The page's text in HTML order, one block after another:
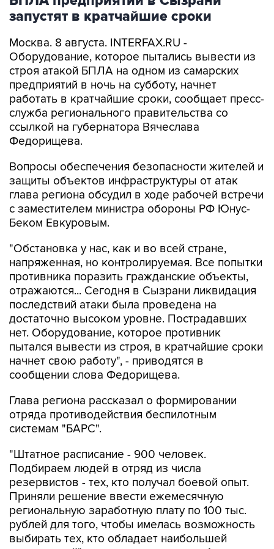
Москва. 8 августа. INTERFAX.RU -
строя атакой БПЛА на одном из самарских
предприятий в ночь на субботу, начнет
работать в кратчайшие сроки, сообщает пресс-
служба регионального правительства со
ссылкой на губернатора Вячеслава
Федорищева.
Вопросы обеспечения безопасности жителей и
глава региона обсудил в ходе рабочей встречи
с заместителем министра обороны РФ Юнус-
Беком Евкуровым.
"Обстановка у нас, как и во всей стране,
противника поразить гражданские объекты,
отражаются... Сегодня в Сызрани ликвидация
последствий атаки была проведена на
достаточно высоком уровне. Пострадавших
нет. Оборудование, которое противник
пытался вывести из строя, в кратчайшие сроки
начнет свою работу", - приводятся в
сообщении слова Федорищева.
Глава региона рассказал о формировании
системам "БАРС".
"Штатное расписание - 900 человек.
резервистов - тех, кто получал боевой опыт.
Приняли решение ввести ежемесячную
региональную заработную плату по 100 тыс.
рублей для того, чтобы имелась возможность
выбирать тех, кто обладает наибольшей
подготовкой", - цитирует пресс-служба
губернатора.